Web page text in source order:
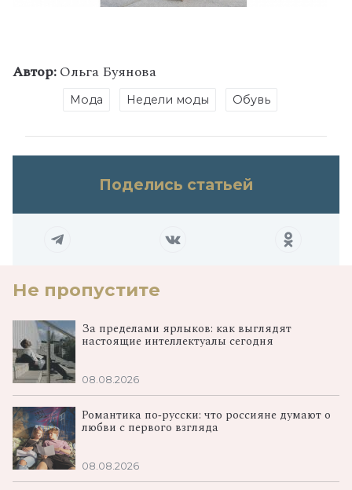
Автор:Ольга Буянова
Мода Недели моды Обувь
Поделись статьей
Не пропустите
За пределами ярлыков: как выглядят
настоящие интеллектуалы сегодня
08.08.2026
Романтика по‑русски: что россияне думают о
любви с первого взгляда
08.08.2026